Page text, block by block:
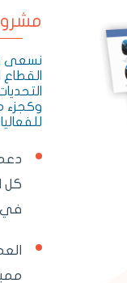
نسعى
وكجزء
كل
في